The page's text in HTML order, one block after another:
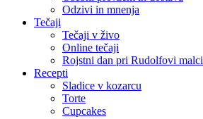
Odzivi in mnenja
Tečaji
Tečaji v živo
Online tečaji
Rojstni dan pri Rudolfovi malci
Recepti
Sladice v kozarcu
Torte
Cupcakes